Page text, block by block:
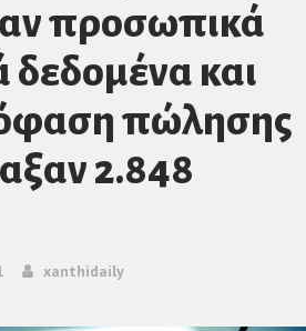
προσωπικά
δεδομένα και
πώλησης
2.848
xanthidaily